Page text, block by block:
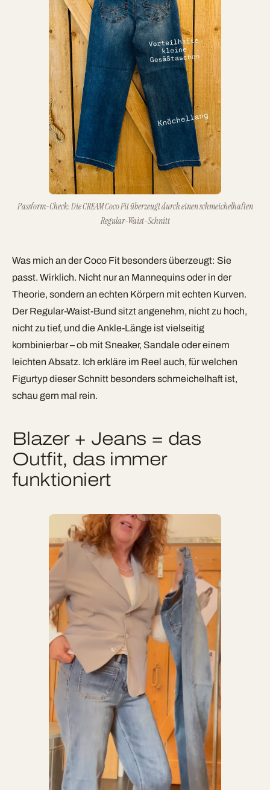
Passform-Check: Die CREAM Coco Fit überzeugt durch einen schmeichelhaften
Regular-Waist-Schnitt
Was mich an der Coco Fit besonders überzeugt: Sie
passt. Wirklich. Nicht nur an Mannequins oder in der
Theorie, sondern an echten Körpern mit echten Kurven.
Der Regular-Waist-Bund sitzt angenehm, nicht zu hoch,
nicht zu tief, und die Ankle-Länge ist vielseitig
kombinierbar – ob mit Sneaker, Sandale oder einem
leichten Absatz. Ich erkläre im Reel auch, für welchen
Figurtyp dieser Schnitt besonders schmeichelhaft ist,
schau gern mal rein.
Blazer + Jeans = das
Outfit, das immer
funktioniert